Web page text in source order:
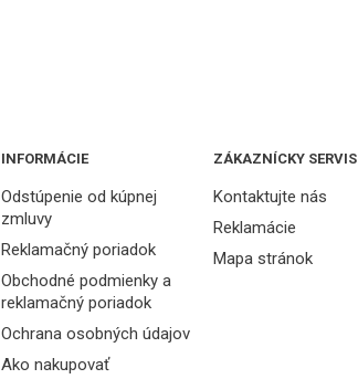
INFORMÁCIE
Odstúpenie od kúpnej
zmluvy
Reklamačný poriadok
Obchodné podmienky a
reklamačný poriadok
Ochrana osobných údajov
Ako nakupovať
ZÁKAZNÍCKY SERVIS
Kontaktujte nás
Reklamácie
Mapa stránok